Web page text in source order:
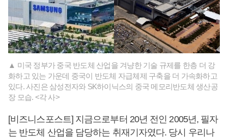
▲ 미국 정부가 중국 반도체 산업을 겨냥한 기술 규제를 한층 더 강
화하고 있는 가운데 중국이 반도체 자급체제 구축을 더 가속화하고
있다. 사진은 삼성전자와 SK하이닉스의 중국 메모리반도체 생산공
장 모습. <각 사>
[비즈니스포스트] 지금으로부터 20년 전인 2005년, 필자
는 반도체 산업을 담당하는 취재기자였다. 당시 우리나